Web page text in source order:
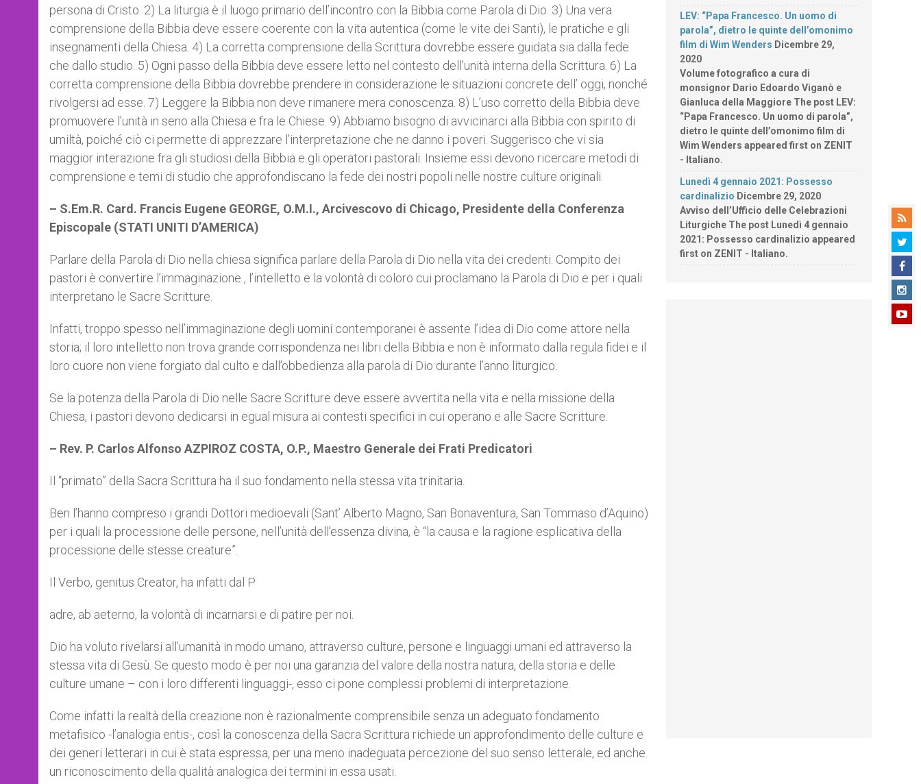
persona di Cristo. 2) La liturgia è il luogo primario dell’incontro con la Bibbia come Parola di Dio. 3) Una vera
comprensione della Bibbia deve essere coerente con la vita autentica (come le vite dei Santi), le pratiche e gli
insegnamenti della Chiesa. 4) La corretta comprensione della Scrittura dovrebbe essere guidata sia dalla fede
che dallo studio. 5) Ogni passo della Bibbia deve essere letto nel contesto dell’unità interna della Scrittura. 6) La
corretta comprensione della Bibbia dovrebbe prendere in considerazione le situazioni concrete dell’ oggi, nonché
rivolgersi ad esse. 7) Leggere la Bibbia non deve rimanere mera conoscenza. 8) L’uso corretto della Bibbia deve
promuovere l’unità in seno alla Chiesa e fra le Chiese. 9) Abbiamo bisogno di avvicinarci alla Bibbia con spirito di
umiltà, poiché ciò ci permette di apprezzare l’interpretazione che ne danno i poveri. Suggerisco che vi sia
maggior interazione fra gli studiosi della Bibbia e gli operatori pastorali. Insieme essi devono ricercare metodi di
comprensione e temi di studio che approfondiscano la fede dei nostri popoli nelle nostre culture originali.
– S.Em.R. Card. Francis Eugene GEORGE, O.M.I., Arcivescovo di Chicago, Presidente della Conferenza
Episcopale (STATI UNITI D’AMERICA)
Parlare della Parola di Dio nella chiesa significa parlare della Parola di Dio nella vita dei credenti. Compito dei
pastori è convertire l’immaginazione , l’intelletto e la volontà di coloro cui proclamano la Parola di Dio e per i quali
interpretano le Sacre Scritture.
Infatti, troppo spesso nell’immaginazione degli uomini contemporanei è assente l’idea di Dio come attore nella
storia; il loro intelletto non trova grande corrispondenza nei libri della Bibbia e non è informato dalla regula fidei e il
loro cuore non viene forgiato dal culto e dall’obbedienza alla parola di Dio durante l’anno liturgico.
Se la potenza della Parola di Dio nelle Sacre Scritture deve essere avvertita nella vita e nella missione della
Chiesa, i pastori devono dedicarsi in egual misura ai contesti specifici in cui operano e alle Sacre Scritture.
– Rev. P. Carlos Alfonso AZPIROZ COSTA, O.P., Maestro Generale dei Frati Predicatori
Il “primato” della Sacra Scrittura ha il suo fondamento nella stessa vita trinitaria.
Ben l’hanno compreso i grandi Dottori medioevali (Sant’ Alberto Magno, San Bonaventura, San Tommaso d’Aquino)
per i quali la processione delle persone, nell’unità dell’essenza divina, è “la causa e la ragione esplicativa della
processione delle stesse creature”.
Il Verbo, genitus Creator, ha infatti dal P
adre, ab aeterno, la volontà di incarnarsi e di patire per noi.
Dio ha voluto rivelarsi all’umanità in modo umano, attraverso culture, persone e linguaggi umani ed attraverso la
stessa vita di Gesù. Se questo modo è per noi una garanzia del valore della nostra natura, della storia e delle
culture umane – con i loro differenti linguaggi-, esso ci pone complessi problemi di interpretazione.
Come infatti la realtà della creazione non è razionalmente comprensibile senza un adeguato fondamento
metafisico -l’analogia entis-, così la conoscenza della Sacra Scrittura richiede un approfondimento delle culture e
dei generi letterari in cui è stata espressa, per una meno inadeguata percezione del suo senso letterale, ed anche.
un riconoscimento della qualità analogica dei termini in essa usati.
LEV: “Papa Francesco. Un uomo di
parola”, dietro le quinte dell’omonimo
film di Wim Wenders Dicembre 29,
2020
Volume fotografico a cura di
monsignor Dario Edoardo Viganò e
Gianluca della Maggiore The post LEV:
“Papa Francesco. Un uomo di parola”,
dietro le quinte dell’omonimo film di
Wim Wenders appeared first on ZENIT
- Italiano.
Lunedì 4 gennaio 2021: Possesso
cardinalizio Dicembre 29, 2020
Avviso dell’Ufficio delle Celebrazioni
Liturgiche The post Lunedì 4 gennaio
2021: Possesso cardinalizio appeared
first on ZENIT - Italiano.